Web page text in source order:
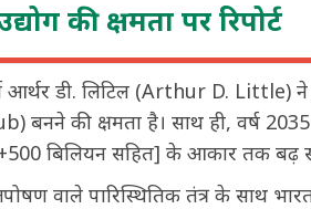
की क्षमता पर रिपोर्ट
आर्थर डी. लिटिल (Arthur D. Little)
की क्षमता है। साथ ही, वर्ष 2035
से +500 बिलियन सहित] के आकार तक बढ़
वाले पारिस्थितिक तंत्र के साथ